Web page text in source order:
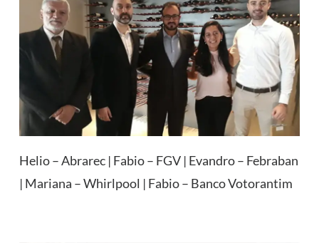
Helio – Abrarec | Fabio – FGV | Evandro – Febraban
| Mariana – Whirlpool | Fabio – Banco Votorantim